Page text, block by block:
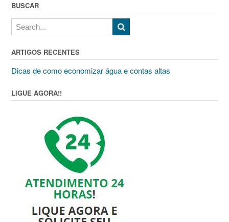
BUSCAR
ARTIGOS RECENTES
Dicas de como economizar água e contas altas
LIGUE AGORA!!